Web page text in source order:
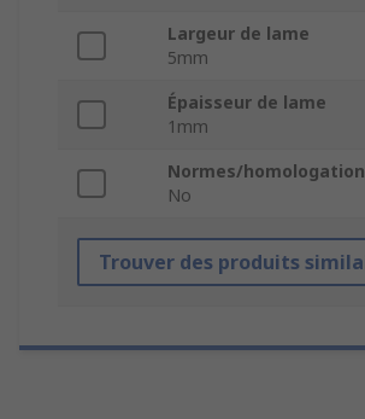
Largeur de lame
5mm
Épaisseur de lame
1mm
Normes/
No
Trouver des produits